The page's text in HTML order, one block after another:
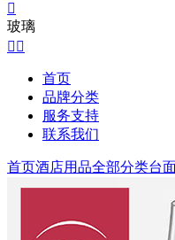

玻璃
 
首页
品牌分类
服务支持
联系我们
首页酒店用品全部分类台